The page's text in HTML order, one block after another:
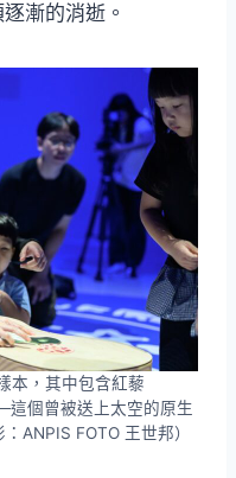
漸的消逝。
本，其中包含紅藜
這個曾被送上太空的原生
ANPIS FOTO 王世邦）